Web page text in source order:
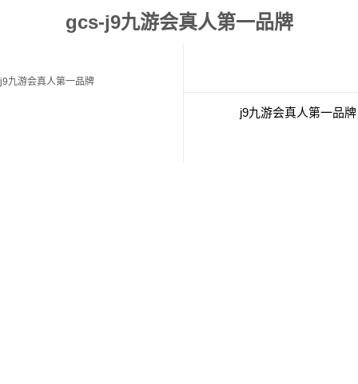
gcs-j9九游会真人第一品牌
j9九游会真人第一品牌
j9九游会真人第一品牌